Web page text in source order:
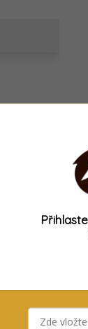
než na
kterou zná
klidná
Polska